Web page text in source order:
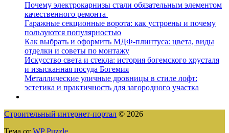
Почему электрокарнизы стали обязательным элементом
качественного ремонта
Гаражные секционные ворота: как устроены и почему
пользуются популярностью
Как выбрать и оформить МДФ-плинтуса: цвета, виды
отделки и советы по монтажу
Искусство света и стекла: история богемского хрусталя
и изысканная посуда Богемия
Металлические уличные дровницы в стиле лофт:
эстетика и практичность для загородного участка
Строительный интернет-портал © 2026
Тема от WP Puzzle